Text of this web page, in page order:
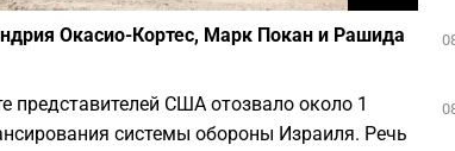
Окасио-Кортес, Марк Покан и Рашида
представителей США отозвало около 1
системы обороны Израиля. Речь